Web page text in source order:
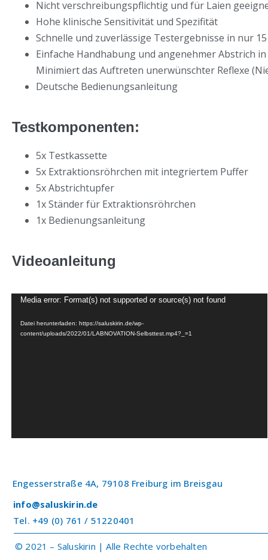
Nicht verschreibungspflichtig und für Laien
Hohe klinische Sensitivität und Spezifität
Schnelle und zuverlässige Testergebnisse in nur
Einfache Handhabung und angenehmer Abstrich
Minimiert das Auftreten unerwünschter Reflexe
Deutsche Bedienungsanleitung
Testkomponenten:
5x Testkassette
5x Extraktionsröhrchen mit integriertem Puffer
5x Abstrichtupfer
1x Ständer für Extraktionsröhrchen
1x Bedienungsanleitung
Videoanleitung
Video-
Media error: Format(s) not supported or source(s) not found
Datei herunterladen: https://saluskirin.de/wp-
content/uploads/2022/01/LABNOVATION-Selbsttest.mp4?_=1
Engesserstraße 4A, 79108 Freiburg im Breisgau
Tel. +49 (0) 761 / 51220401
info@saluskirin.de
© 2021 – Saluskirin | Alle Rechte vorbehalten